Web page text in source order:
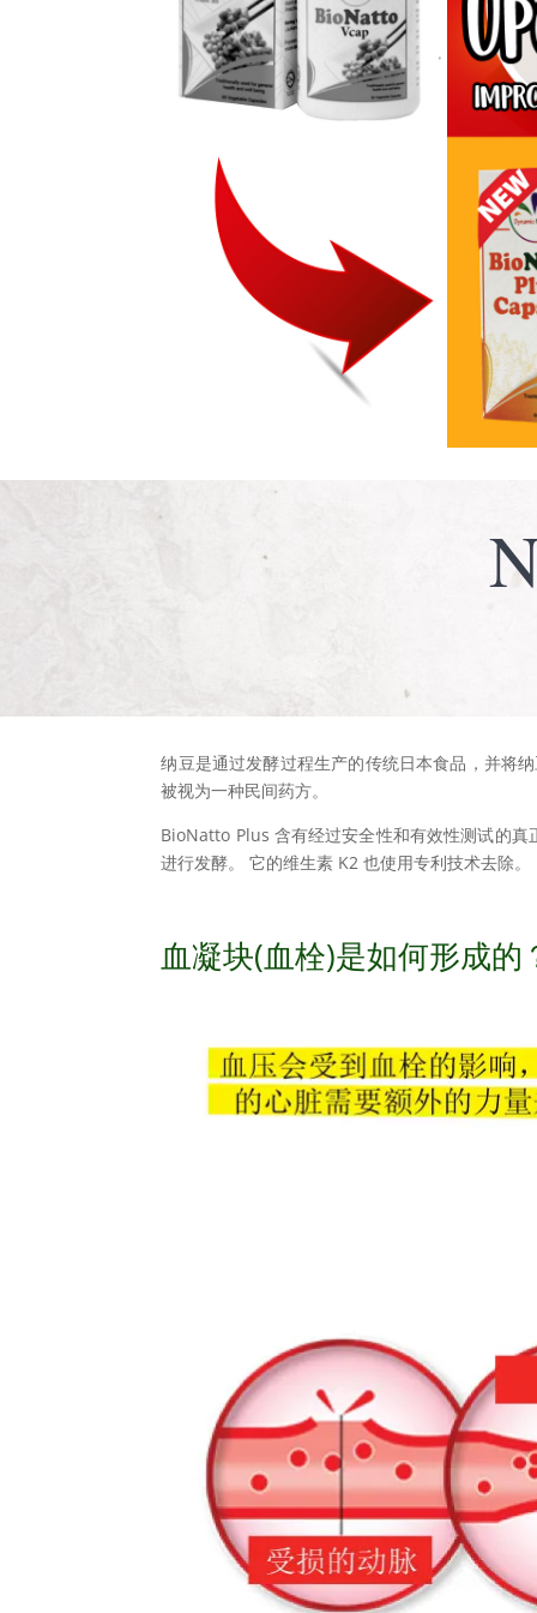
纳豆是通过发酵过程生产的传统日本食品，并将
被视为一种民间药方。
BioNatto Plus 含有经过安全性和有效性测试的真
进行发酵。 它的维生素 K2 也使用专利技术去除。
血凝块(血栓)是如何形成的